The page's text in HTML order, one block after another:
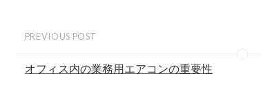
PREVIOUS POST
オフィス内の業務用エアコンの重要性